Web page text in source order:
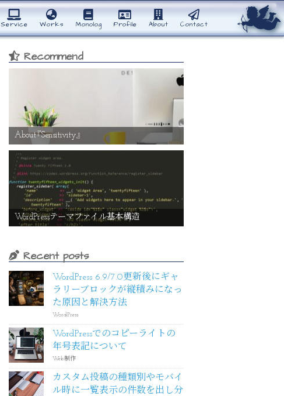
Service Works Monolog Profile About Contact
Recommend
About『Sensitivity』
WordPressテーマファイル基本構造
Recent posts
WordPress 6.9/7.0更新後にギャ
ラリーブロックが縦積みになっ
た原因と解決方法
WordPress
WordPressでのコピーライトの
年号表記について
Web制作
カスタム投稿の種類別やモバイ
ル時に一覧表示の件数を出し分